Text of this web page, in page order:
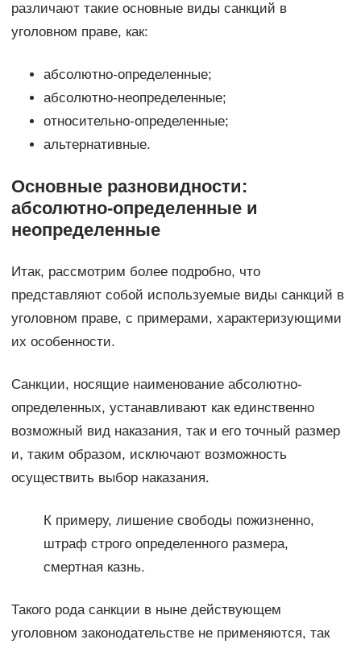
различают такие основные виды санкций в
уголовном праве, как:
абсолютно-определенные;
абсолютно-неопределенные;
относительно-определенные;
альтернативные.
Основные разновидности:
абсолютно-определенные и
неопределенные
Итак, рассмотрим более подробно, что
представляют собой используемые виды санкций в
уголовном праве, с примерами, характеризующими
их особенности.
Санкции, носящие наименование абсолютно-
определенных, устанавливают как единственно
возможный вид наказания, так и его точный размер
и, таким образом, исключают возможность
осуществить выбор наказания.
К примеру, лишение свободы пожизненно,
штраф строго определенного размера,
смертная казнь.
Такого рода санкции в ныне действующем
уголовном законодательстве не применяются, так